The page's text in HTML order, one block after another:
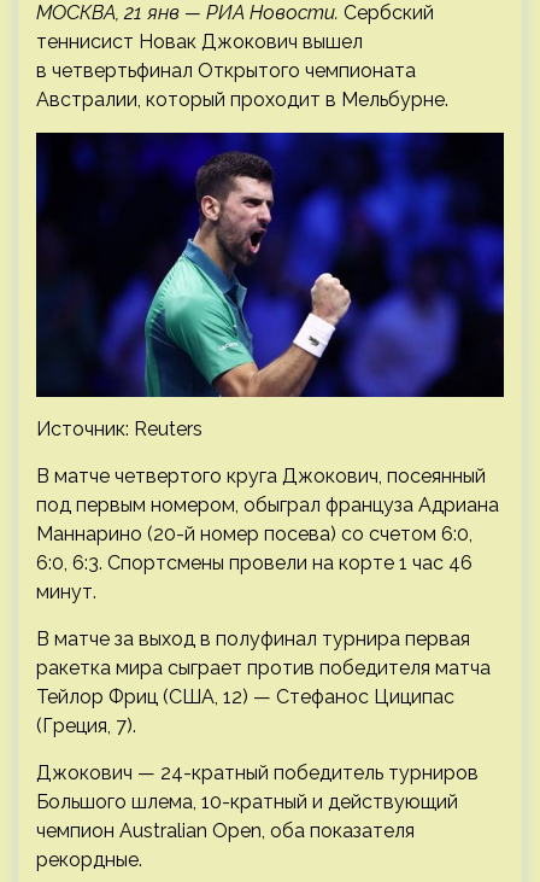
МОСКВА, 21 янв — РИА Новости. Сербский
теннисист Новак Джокович вышел
в четвертьфинал Открытого чемпионата
Австралии, который проходит в Мельбурне.
Источник: Reuters
В матче четвертого круга Джокович, посеянный
под первым номером, обыграл француза Адриана
Маннарино (20-й номер посева) со счетом 6:0,
6:0, 6:3. Спортсмены провели на корте 1 час 46
минут.
В матче за выход в полуфинал турнира первая
ракетка мира сыграет против победителя матча
Тейлор Фриц (США, 12) — Стефанос Циципас
(Греция, 7).
Джокович — 24-кратный победитель турниров
Большого шлема, 10-кратный и действующий
чемпион Australian Open, оба показателя
рекордные.